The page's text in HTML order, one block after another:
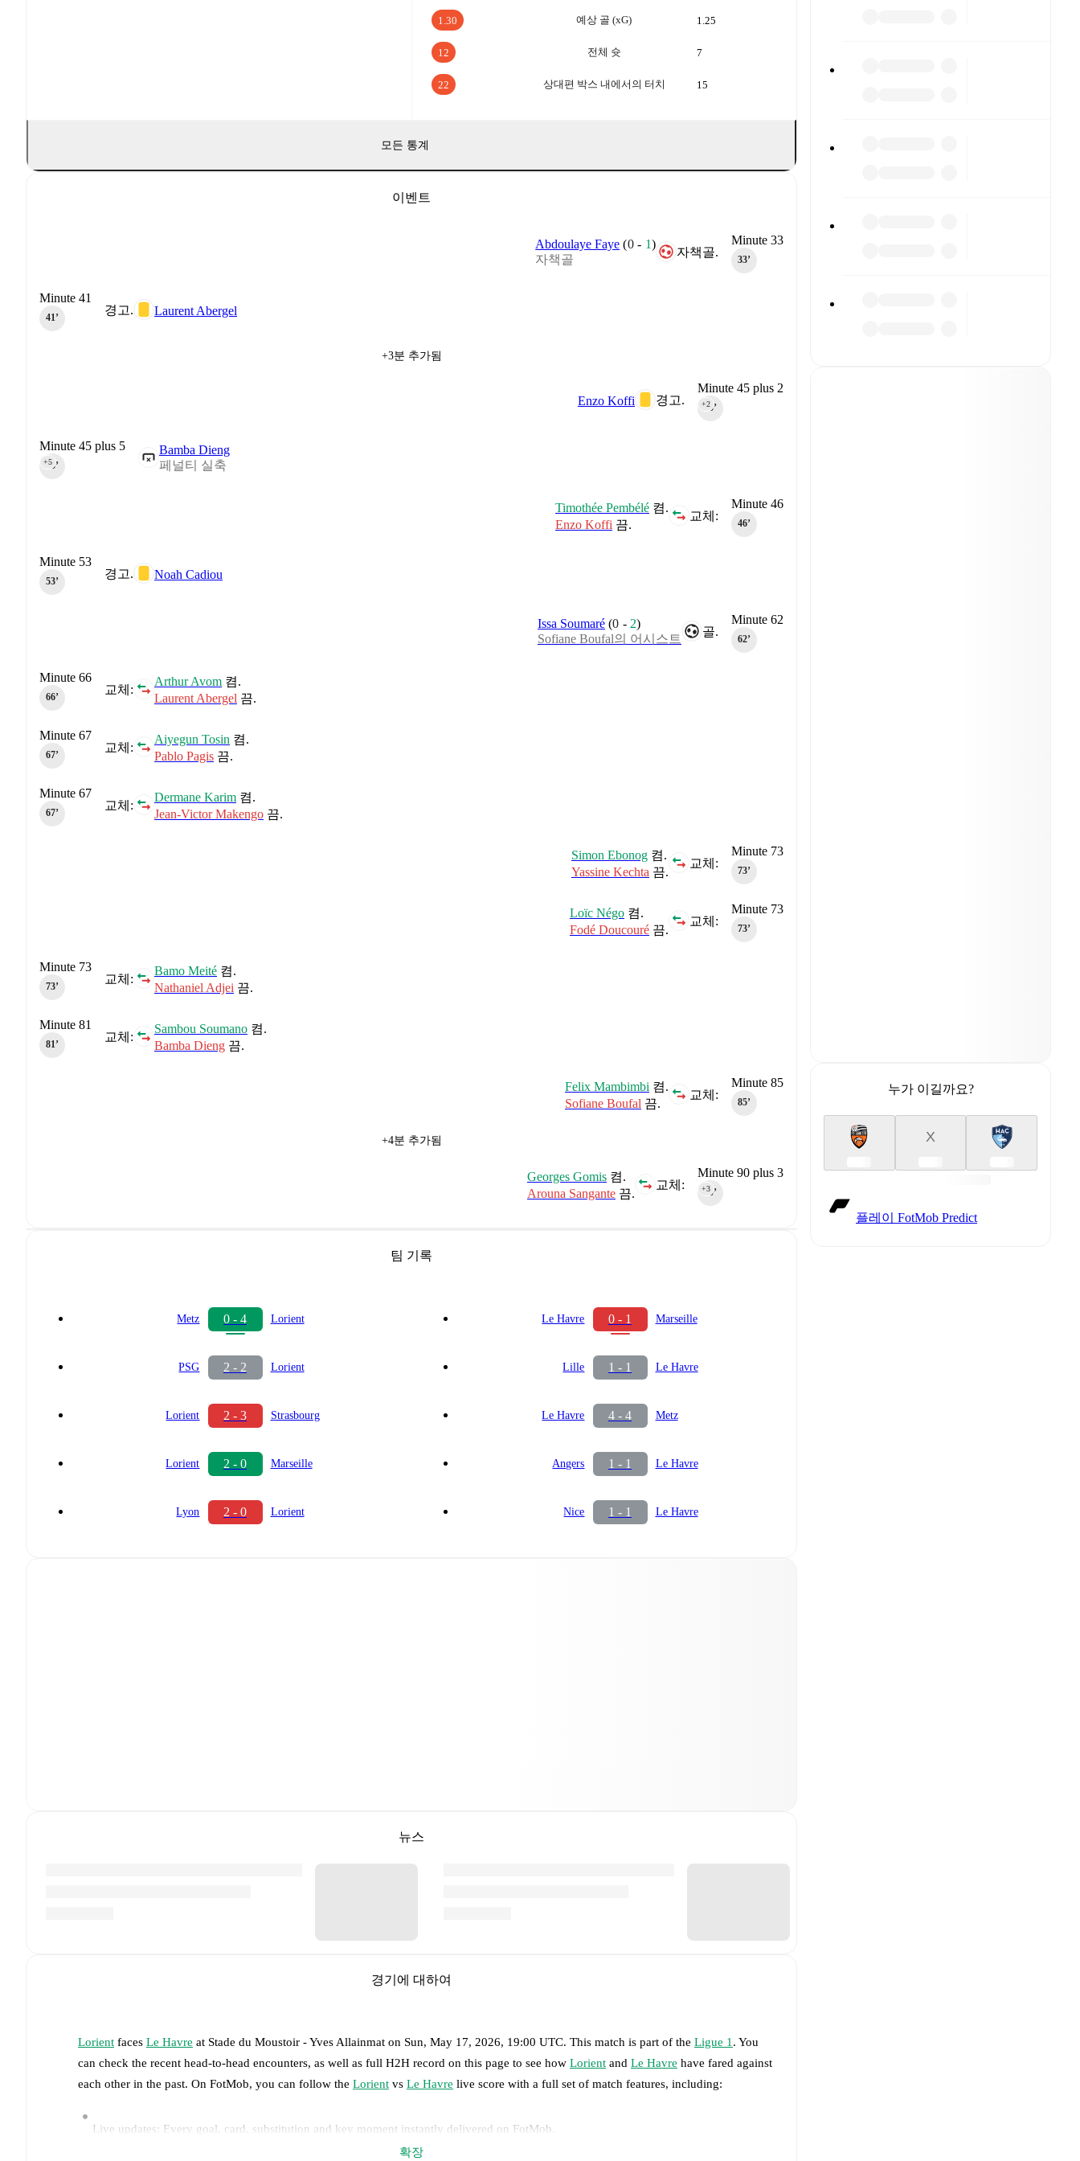
예상 골 (xG)
1.30 1.25
전체 슛
12 7
상대편 박스 내에서의 터치
22 15
모든 통계
이벤트
Minute 33
33‎’‎
자책골.
Abdoulaye Faye (0- 1)
자책골
경고. Laurent Abergel
Minute 41
41‎’‎
+3분 추가됨
Minute 45 plus 2
45‎’‎
+2
경고.
Enzo Koffi
Bamba Dieng
페널티 실축
Minute 45 plus 5
45‎’‎
+5
Minute 46
46‎’‎
교체:
Timothée Pembélé 켬.
Enzo Koffi 끔.
경고. Noah Cadiou
Minute 53
53‎’‎
Minute 62
62‎’‎
골.
Issa Soumaré (0 - 2)
Sofiane Boufal의 어시스트
교체:
Arthur Avom 켬.
Laurent Abergel 끔.
Minute 66
66‎’‎
교체:
Aiyegun Tosin 켬.
Pablo Pagis 끔.
Minute 67
67‎’‎
교체:
Dermane Karim 켬.
Jean-Victor Makengo 끔.
Minute 67
67‎’‎
Minute 73
73‎’‎
교체:
Simon Ebonog 켬.
Yassine Kechta 끔.
Minute 73
73‎’‎
교체:
Loïc Négo 켬.
Fodé Doucouré 끔.
교체:
Bamo Meité 켬.
Nathaniel Adjei 끔.
Minute 73
73‎’‎
교체:
Sambou Soumano 켬.
Bamba Dieng 끔.
Minute 81
81‎’‎
Minute 85
85‎’‎
교체:
Felix Mambimbi 켬.
Sofiane Boufal 끔.
+4분 추가됨
Minute 90 plus 3
90‎’‎
+3
교체:
Georges Gomis 켬.
Arouna Sangante 끔.
팀 기록
Metz 0 - 4 Lorient
PSG 2 - 2 Lorient
Lorient 2 - 3 Strasbourg
Lorient 2 - 0 Marseille
Lyon 2 - 0 Lorient
Le Havre 0 - 1 Marseille
Lille 1 - 1 Le Havre
Le Havre 4 - 4 Metz
Angers 1 - 1 Le Havre
Nice 1 - 1 Le Havre
뉴스
경기에 대하여
Lorient faces Le Havre at Stade du Moustoir - Yves Allainmat on Sun, May 17, 2026, 19:00 UTC. This match is part of the Ligue 1 . You
can check the recent head-to-head encounters, as well as full H2H record on this page to see how Lorient and Le Havre have fared against
each other in the past. On FotMob, you can follow the Lorient vs Le Havre live score with a full set of match features, including:
Live updates: Every goal, card, substitution and key moment instantly delivered on FotMob.
확장
누가 이길까요?
X
플레이 FotMob Predict